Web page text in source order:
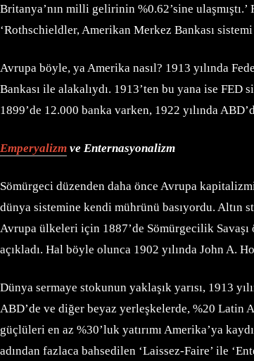
Britanya’nın milli gelirinin %0.62’sine
‘Rothschieldler, Amerikan Merkez Bankası
Avrupa böyle, ya Amerika nasıl? 1913 yılında
Bankası ile alakalıydı. 1913’ten bu yana ise
1899’de 12.000 banka varken, 1922 yılında
Emperyalizm ve Enternasyonalizm
Sömürgeci düzenden daha önce Avrupa
dünya sistemine kendi mührünü basıyordu. Altın
Avrupa ülkeleri için 1887’de Sömürgecilik
açıkladı. Hal böyle olunca 1902 yılında John A.
Dünya sermaye stokunun yaklaşık yarısı, 1913
ABD’de ve diğer beyaz yerleşkelerde, %20 Latin
güçlüleri en az %30’luk yatırımı Amerika’ya
adından fazlaca bahsedilen ‘Laissez-Faire’ ile